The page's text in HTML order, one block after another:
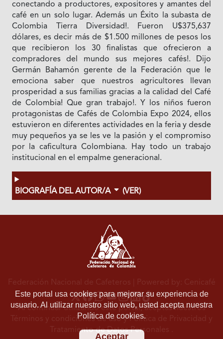
conectando a productores, expositores y amantes del
café en un solo lugar. Además un Éxito la subasta de
Colombia Tierra Diversidad!. Fueron U$375,637
dólares, es decir más de $1.500 millones de pesos los
que recibieron los 30 finalistas que ofrecieron a
compradores del mundo sus mejores cafés!. Dijo
Germán Bahamón gerente de la Federación que le
emociona saber que nuestros agricultores llevan
prosperidad a sus familias gracias a la calidad del Café
de Colombia! Que gran trabajo!. Y los niños fueron
protagonistas de Cafés de Colombia Expo 2024, ellos
estuvieron en diferentes actividades en la feria y desde
muy pequeños ya se les ve la pasión y el compromiso
por la caficultura Colombiana. Hay todo un trabajo
institucional en el empalme generacional.
BIOGRAFÍA DEL AUTOR/A (VER)
Este portal usa cookies para mejorar su experiencia de
usuario. Al utilizar nuestro sitio web, usted acepta nuestra
Política de cookies.
Aceptar
Federación Nacional de Cafeteros | Powered by: Cenicafé
Al continuar utilizando este portal, aceptas nuestros
Términos y condiciones de usoyPolítica de Privacidad y
Tratamiento de Datos Personales